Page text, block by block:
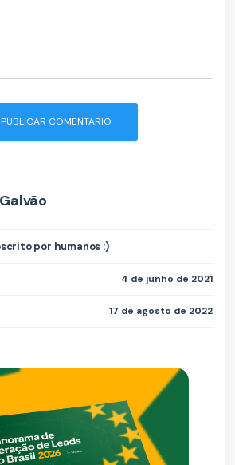
por humanos :)
4 de junho de 2021
17 de agosto de 2022